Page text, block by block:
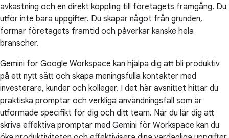
avkastning och en direkt koppling till företagets framgång. Du
utför inte bara uppgifter. Du skapar något från grunden,
formar företagets framtid och påverkar kanske hela
branscher.
Gemini for Google Workspace kan hjälpa dig att bli produktiv
på ett nytt sätt och skapa meningsfulla kontakter med
investerare, kunder och kolleger. I det här avsnittet hittar du
praktiska promptar och verkliga användningsfall som är
utformade specifikt för dig och ditt team. När du lär dig att
skriva effektiva promptar med Gemini för Workspace kan du